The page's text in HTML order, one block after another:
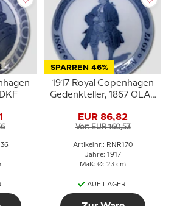
SPARREN 46%
1917 Royal Copenhagen
Gedenkteller, 1867 OLAF
EUR 86,82
Vor: EUR 160,53
Artikelnr.: RNR170
Jahre: 1917
Maß: Ø: 23 cm
AUF LAGER